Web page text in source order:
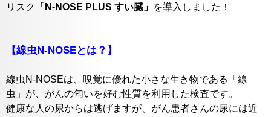
リスク
「N-NOSE PLUS すい臓」 を導入しました！
【線虫N-NOSEとは？】
線虫N-NOSEは、嗅覚に優れた小さな生き物である「線
虫」が、がんの匂いを好む性質を利用した検査です。
健康な人の尿からは逃げますが、がん患者さんの尿には近